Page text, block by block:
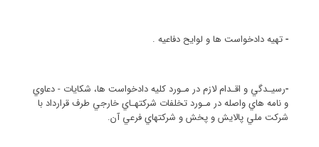
-تهيه دادخواست ها و لوايح دفاعيه .
-رسيـدگي و اقـدام لازم در مـورد كليه دادخواست ها، شكايات - دعاوي
و نامه هاي واصله در مـورد تخلفات شركتهـاي خارجي طرف قرارداد با
شركت ملي پالايش و پخش و شركتهاي فرعي آن.